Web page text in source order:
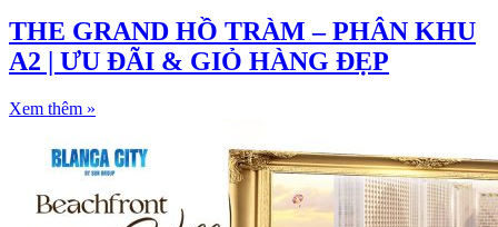
THE GRAND HỒ TRÀM – PHÂN KHU
A2 | ƯU ĐÃI & GIỎ HÀNG ĐẸP
Xem thêm »